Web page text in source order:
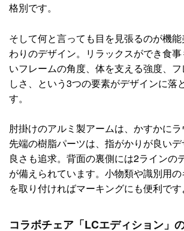
格別です。
そして何と言っても目を見張るのが機
わりのデザイン。リラックスができ食
いフレームの角度、体を支える強度、
しさ、という3つの要素がデザインに落
す。
肘掛けのアルミ製アームは、かすかにラ
先端の樹脂パーツは、指がかりが良い
良さも追求。背面の裏側には2ラインの
が備えられています。小物類や識別用
を取り付ければマーキングにも便利です
コラボチェア「LCエディション」